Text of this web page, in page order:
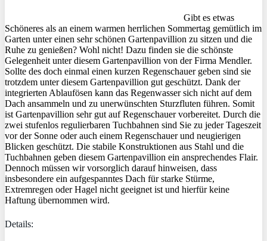
Gibt es etwas
Schöneres als an einem warmen herrlichen Sommertag gemütlich im
Garten unter einen sehr schönen Gartenpavillion zu sitzen und die
Ruhe zu genießen? Wohl nicht! Dazu finden sie die schönste
Gelegenheit unter diesem Gartenpavillion von der Firma Mendler.
Sollte des doch einmal einen kurzen Regenschauer geben sind sie
trotzdem unter diesem Gartenpavillion gut geschützt. Dank der
integrierten Ablaufösen kann das Regenwasser sich nicht auf dem
Dach ansammeln und zu unerwünschten Sturzfluten führen. Somit
ist Gartenpavillion sehr gut auf Regenschauer vorbereitet. Durch die
zwei stufenlos regulierbaren Tuchbahnen sind Sie zu jeder Tageszeit
vor der Sonne oder auch einem Regenschauer und neugierigen
Blicken geschützt. Die stabile Konstruktionen aus Stahl und die
Tuchbahnen geben diesem Gartenpavillion ein ansprechendes Flair.
Dennoch müssen wir vorsorglich darauf hinweisen, dass
insbesondere ein aufgespanntes Dach für starke Stürme,
Extremregen oder Hagel nicht geeignet ist und hierfür keine
Haftung übernommen wird.
Details: